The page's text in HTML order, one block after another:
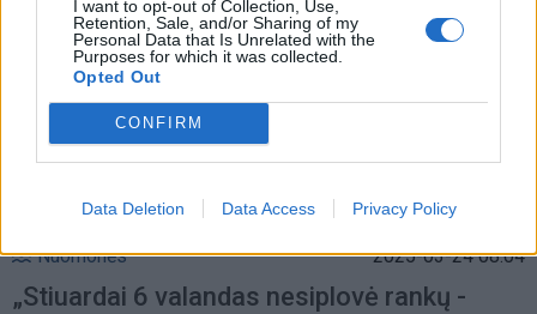
I want to opt-out of Collection, Use,
Retention, Sale, and/or Sharing of my
Personal Data that Is Unrelated with the
Purposes for which it was collected.
Opted Out
CONFIRM
Data Deletion Data Access Privacy Policy
Nuomonės 2025-03-24 08:04
„Stiuardai 6 valandas nesiplovė rankų -